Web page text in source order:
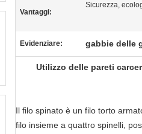
Vantaggi:
Sicurezza,
Evidenziare: gabbie delle
Utilizzo delle pareti
Il filo spinato è un filo torto
filo insieme a quattro spinelli,